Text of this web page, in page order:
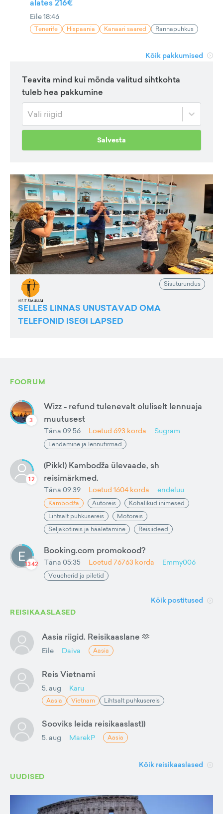
alates 216€
Eile 18:46
Tenerife Hispaania Kanaari saared Rannapuhkus
Kõik pakkumised
Teavita mind kui mõnda valitud sihtkohta
tuleb hea pakkumine
Vali riigid
Salvesta
Sisuturundus
SELLES LINNAS UNUSTAVAD OMA
TELEFONID ISEGI LAPSED
FOORUM
3
Wizz - refund tulenevalt oluliselt lennuaja
muutusest
Täna 09:56 Loetud 693 korda Sugram
Lendamine ja lennufirmad
12
(Pikk!) Kambodža ülevaade, sh
reisimärkmed.
Täna 09:39 Loetud 1604 korda endeluu
Kambodža Autoreis
Kohalikud inimesed
Lihtsalt puhkusereis
Motoreis
Seljakotireis ja hääletamine
Reisiideed
1342
Booking.com promokood?
Täna 05:35 Loetud 76763 korda Emmy006
Voucherid ja piletid
Kõik postitused
REISIKAASLASED
Aasia riigid. Reisikaaslane 🫶
Eile Daiva Aasia
Reis Vietnami
5. aug Karu
Aasia Vietnam Lihtsalt puhkusereis
Sooviks leida reisikaaslast))
5. aug MarekP Aasia
Kõik reisikaaslased
UUDISED